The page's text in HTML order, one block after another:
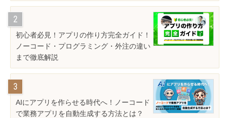
初心者必見！アプリの作り方完全ガイド！
ノーコード・プログラミング・外注の違い
まで徹底解説
AIにアプリを作らせる時代へ！ノーコード
で業務アプリを自動生成する方法とは？